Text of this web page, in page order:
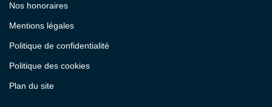
Nos honoraires
Mentions légales
Politique de confidentialité
Politique des cookies
Plan du site